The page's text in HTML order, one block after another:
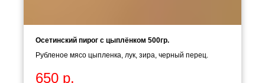
Осетинский пирог с цыплёнком 500гр.
Рубленое мясо цыпленка, лук, зира, черный перец.
650 р.